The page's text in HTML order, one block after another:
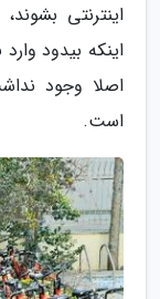
اینترنتی
اینکه بیدود
اصلا وجود
است.